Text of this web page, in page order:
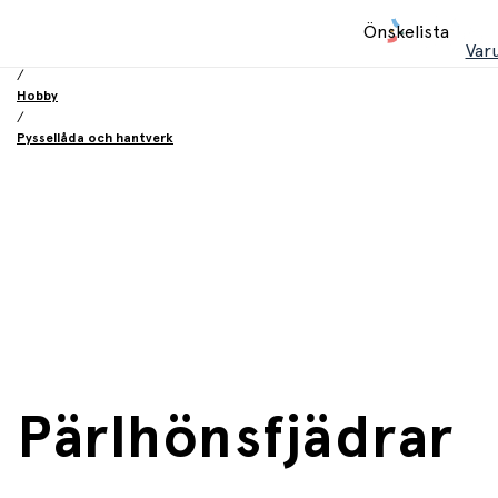
Önskelista
/
Hobby
/
Pyssellåda och hantverk
Pärlhönsfjädrar